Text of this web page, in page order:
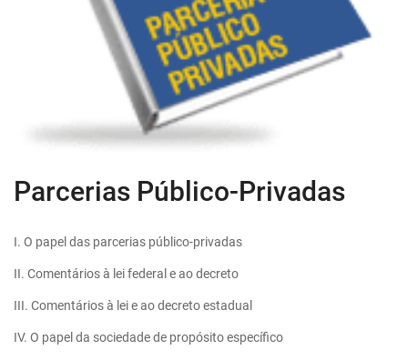
Parcerias Público-Privadas
I. O papel das parcerias público-privadas
II. Comentários à lei federal e ao decreto
III. Comentários à lei e ao decreto estadual
IV. O papel da sociedade de propósito específico